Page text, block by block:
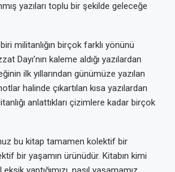
yazıları toplu bir şekilde geleceğe
militanlığın birçok farklı yönünü
Dayı’nın kaleme aldığı yazılardan
ilk yıllarından günümüze yazılan
halinde çıkartılan kısa yazılardan
anlattıkları çizimlere kadar birçok
bu kitap tamamen kolektif bir
bir yaşamın ürünüdür. Kitabın kimi